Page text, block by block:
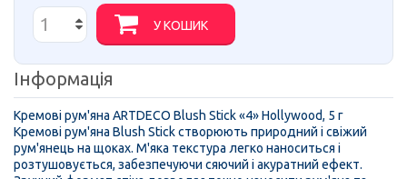
У КОШИК
Інформація
Кремові рум'яна ARTDECO Blush Stick «4» Hollywood, 5 г
Кремові рум'яна Blush Stick створюють природний і свіжий
рум'янець на щоках. М'яка текстура легко наноситься і
розтушовується, забезпечуючи сяючий і акуратний ефект.